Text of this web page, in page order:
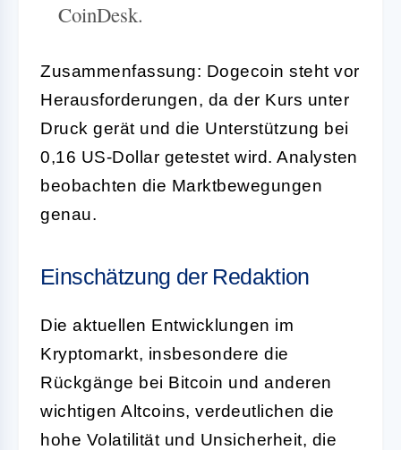
CoinDesk.
Zusammenfassung: Dogecoin steht vor
Herausforderungen, da der Kurs unter
Druck gerät und die Unterstützung bei
0,16 US-Dollar getestet wird. Analysten
beobachten die Marktbewegungen
genau.
Einschätzung der Redaktion
Die aktuellen Entwicklungen im
Kryptomarkt, insbesondere die
Rückgänge bei Bitcoin und anderen
wichtigen Altcoins, verdeutlichen die
hohe Volatilität und Unsicherheit, die